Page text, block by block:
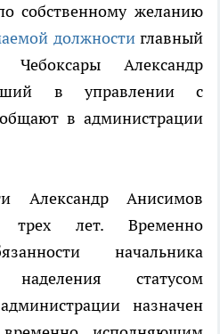
собственному желанию
должностиглавный
Чебоксары Александр
в управлении с
в администрации
Александр Анисимов
трех лет. Временно
начальника
статусом
назначен